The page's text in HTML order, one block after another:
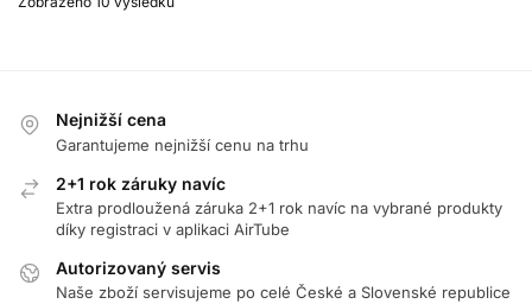
Nejnižší cena
Garantujeme nejnižší cenu na trhu
2+1 rok záruky navíc
Extra prodloužená záruka 2+1 rok navíc na vybrané produkty
díky registraci v aplikaci AirTube
Autorizovaný servis
Naše zboží servisujeme po celé České a Slovenské republice